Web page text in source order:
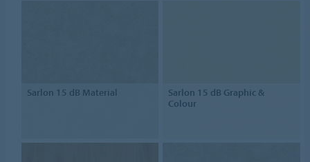
Sarlon 15 dB Material
Sarlon 15 dB Graphic &
Colour